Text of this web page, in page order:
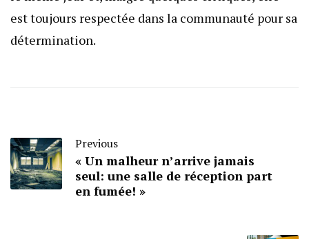
est toujours respectée dans la communauté pour sa
détermination.
Previous
« Un malheur n’arrive jamais
seul: une salle de réception part
en fumée! »